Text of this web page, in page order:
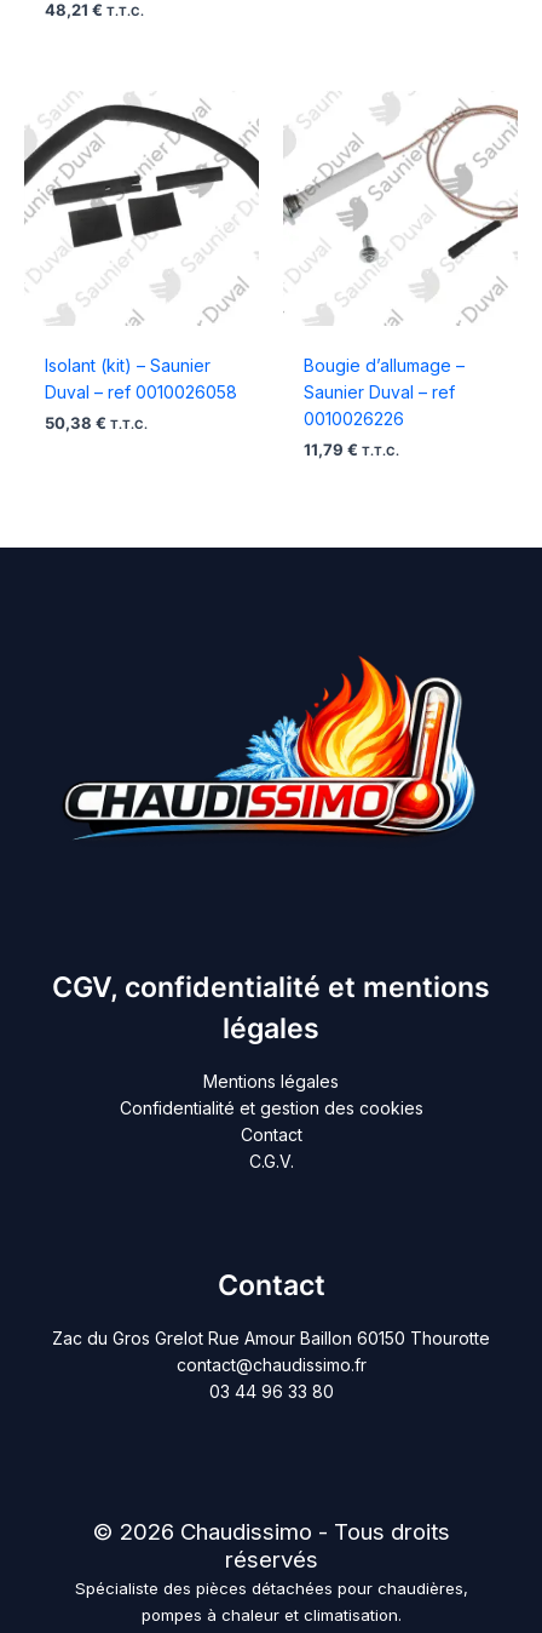
48,21 € T.T.C.
Isolant (kit) – Saunier
Duval – ref 0010026058
50,38 € T.T.C.
Bougie d’allumage –
Saunier Duval – ref
0010026226
11,79 € T.T.C.
CGV, confidentialité et mentions
légales
Mentions légales
Confidentialité et gestion des cookies
Contact
C.G.V.
Contact
Zac du Gros Grelot Rue Amour Baillon 60150 Thourotte
contact@chaudissimo.fr
03 44 96 33 80
© 2026 Chaudissimo - Tous droits
réservés
Spécialiste des pièces détachées pour chaudières,
pompes à chaleur et climatisation.